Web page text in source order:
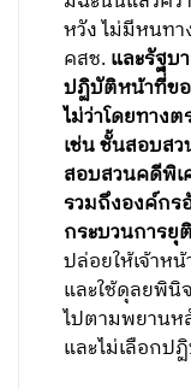
หวัง ไม่มีหนทา
คสช. และรัฐบ
ปฏิบัติหน้าที่ข
ไม่ว่าโดยทาง
เช่น ชั้นสอบส
สอบสวนคดีพิเ
รวมถึงองค์กร
กระบวนการยุ
ปล่อยให้เจ้าห
และใช้ดุลยพิ
ไปตามพยานห
และไม่เลือกป